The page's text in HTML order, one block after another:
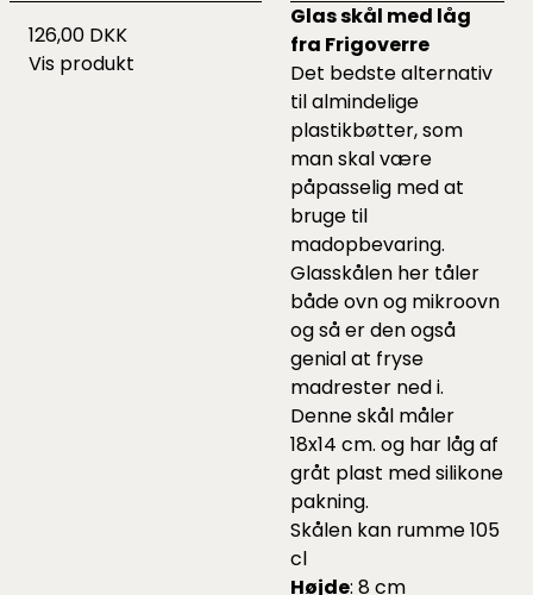
126,00 DKK
Vis produkt
Glas skål med låg
fra Frigoverre
Det bedste alternativ
til almindelige
plastikbøtter, som
man skal være
påpasselig med at
bruge til
madopbevaring.
Glasskålen her tåler
både ovn og mikroovn
og så er den også
genial at fryse
madrester ned i.
Denne skål måler
18x14 cm. og har låg af
gråt plast med silikone
pakning.
Skålen kan rumme 105
cl
Højde: 8 cm